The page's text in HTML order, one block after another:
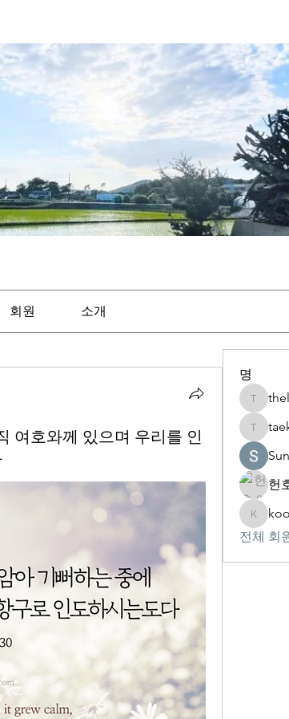
회원 소개
여호와께 있으며 우리를 인
명
헌
전체 회